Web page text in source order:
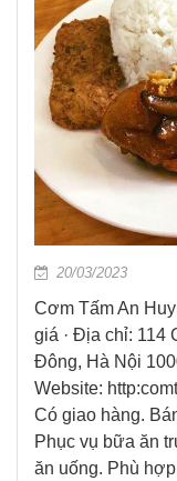
20/03/2023
Cơm Tấm An Huy
giá · Địa chỉ: 114
Đông, Hà Nội
Website:
Có giao hàng.
Phục vụ bữa ăn
ăn uống. Phù